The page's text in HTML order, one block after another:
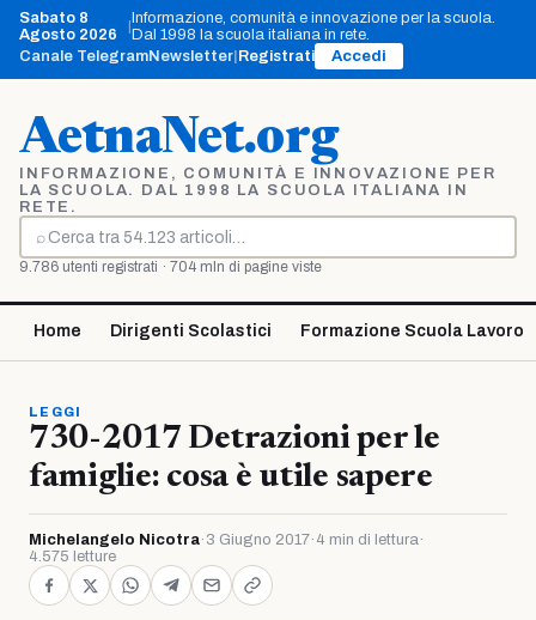
Vai
contenuto
Sabato 8
Agosto 2026
Informazione, comunità e innovazione per la scuola.
Dal 1998 la scuola italiana in rete.
Canale TelegramNewsletter Registrati Accedi
AetnaNet.org
INFORMAZIONE, COMUNITÀ E INNOVAZIONE PER
LA SCUOLA. DAL 1998 LA SCUOLA ITALIANA IN
RETE.
⌕
Cerca
9.786 utenti registrati · 704 mln di pagine viste
Home Dirigenti Scolastici Formazione Scuola Lavoro
LEGGI
730-2017 Detrazioni per le
famiglie: cosa è utile sapere
Michelangelo Nicotra· 3 Giugno 2017· 4 min di lettura·
4.575 letture